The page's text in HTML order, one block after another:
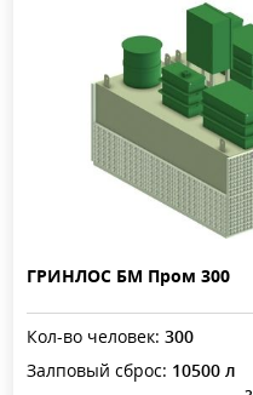
ГРИНЛОС БМ Пром 300
Кол-во человек: 300
Залповый сброс: 10500 л